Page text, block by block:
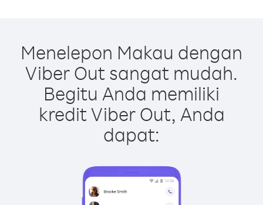
Menelepon Makau dengan
Viber Out sangat mudah.
Begitu Anda memiliki
kredit Viber Out, Anda
dapat: